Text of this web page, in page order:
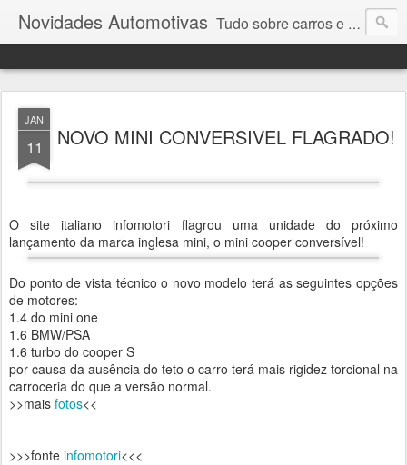
Novidades Automotivas Tudo sobre carros e motores
JAN
11 NOVO MINI CONVERSIVEL FLAGRADO!
O site italiano infomotori flagrou uma unidade do próximo
lançamento da marca inglesa mini, o mini cooper conversível!
Do ponto de vista técnico o novo modelo terá as seguintes opções
de motores:
1.4 do mini one
1.6 BMW/PSA
1.6 turbo do cooper S
por causa da ausência do teto o carro terá mais rigidez torcional na
carroceria do que a versão normal.
>>mais fotos<<
>>>fonte infomotori<<<